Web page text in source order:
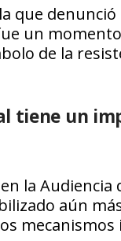
denunció
un
de la
tiene un
la Audiencia
aún